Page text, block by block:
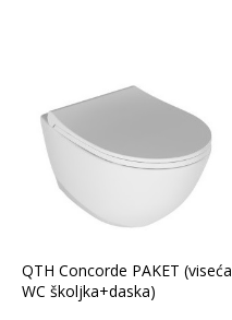
QTH Concorde PAKET (viseća
WC školjka+daska)